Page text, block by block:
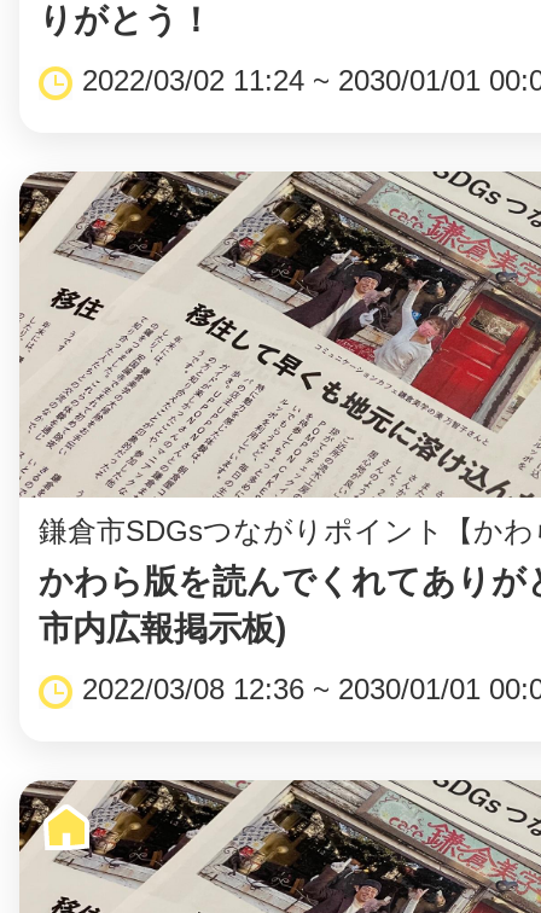
りがとう！
2022/03/02 11:24 ~ 2030/01/01
鎌倉市SDGsつながりポイント【かわ
かわら版を読んでくれてありが
市内広報掲示板)
2022/03/08 12:36 ~ 2030/01/01